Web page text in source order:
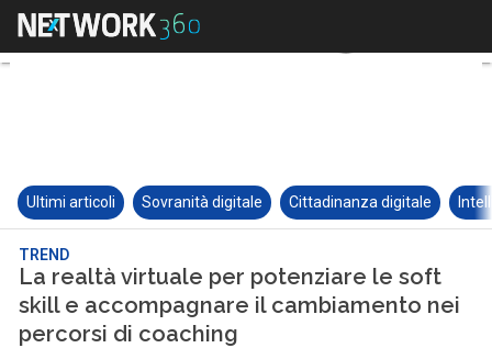
Ultimi articoli Sovranità digitale Cittadinanza digitale
TREND
La realtà virtuale per potenziare le soft
skill e accompagnare il cambiamento nei
percorsi di coaching